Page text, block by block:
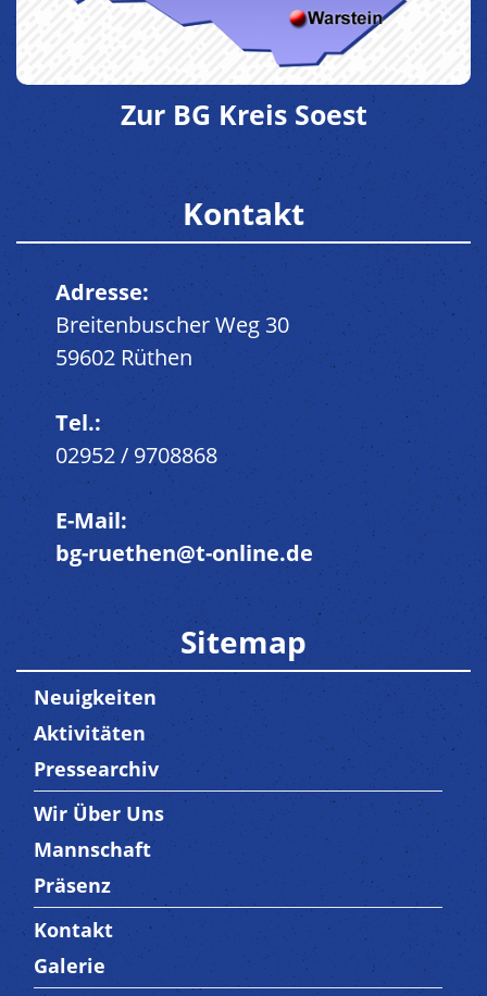
Zur BG Kreis Soest
Kontakt
Adresse:
Breitenbuscher Weg 30
59602 Rüthen
Tel.:
02952 / 9708868
E-Mail:
bg-ruethen@t-online.de
Sitemap
Neuigkeiten
Aktivitäten
Pressearchiv
Trenner3
Wir Über Uns
Mannschaft
Präsenz
Trenner4
Kontakt
Galerie